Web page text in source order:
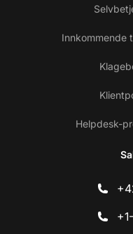
Innkommende
Helpdesk-